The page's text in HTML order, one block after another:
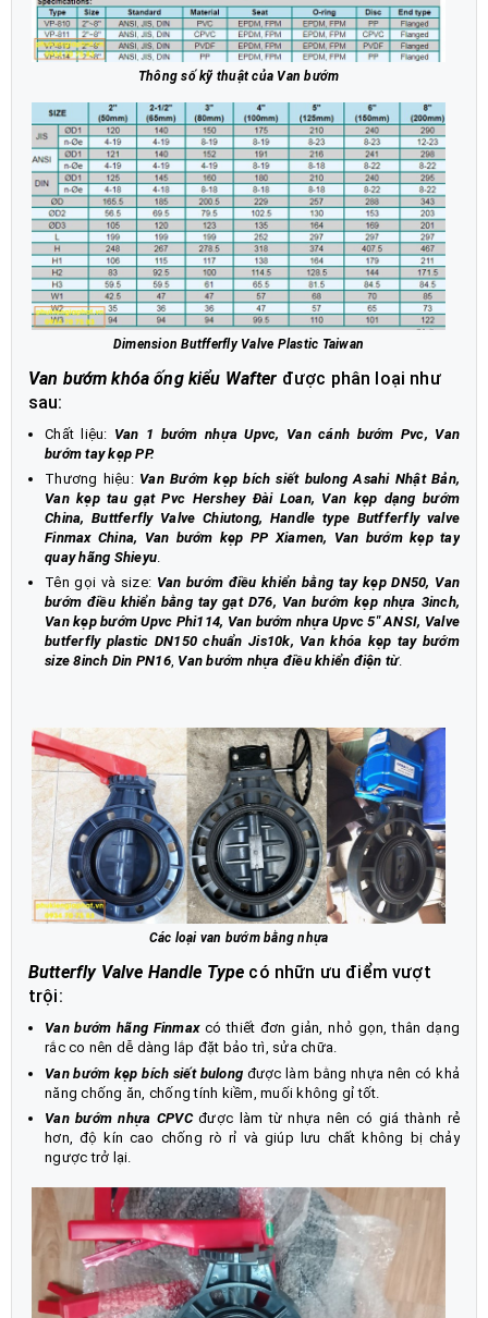
Thông số kỹ thuật của Van bướm
Dimension Butfferfly Valve Plastic Taiwan
Van bướm khóa ống kiểu Wafter được phân loại như
sau:
Chất liệu: Van 1 bướm nhựa Upvc, Van cánh bướm Pvc, Van
bướm tay kẹp PP.
Thương hiệu: Van Bướm kẹp bích siết bulong Asahi Nhật Bản,
Van kẹp tau gạt Pvc Hershey Đài Loan, Van kẹp dạng bướm
China, Buttferfly Valve Chiutong, Handle type Butfferfly valve
Finmax China, Van bướm kẹp PP Xiamen, Van bướm kẹp tay
quay hãng Shieyu.
Tên gọi và size: Van bướm điều khiển bằng tay kẹp DN50, Van
bướm điều khiển bằng tay gạt D76, Van bướm kẹp nhựa 3inch,
Van kẹp bướm Upvc Phi114, Van bướm nhựa Upvc 5" ANSI, Valve
butferfly plastic DN150 chuẩn Jis10k, Van khóa kẹp tay bướm
size 8inch Din PN16, Van bướm nhựa điều khiển điện từ.
Các loại van bướm bằng nhựa
Butterfly Valve Handle Type có nhữn ưu điểm vượt
trội:
Van bướm hãng Finmaxcó thiết đơn giản, nhỏ gọn, thân dạng
rắc co nên dễ dàng lắp đặt bảo trì, sửa chữa.
Van bướm kẹp bích siết bulong được làm bằng nhựa nên có khả
năng chống ăn, chống tính kiềm, muối không gỉ tốt.
Van bướm nhựa CPVCđược làm từ nhựa nên có giá thành rẻ
hơn, độ kín cao chống rò rỉ và giúp lưu chất không bị chảy
ngược trở lại.